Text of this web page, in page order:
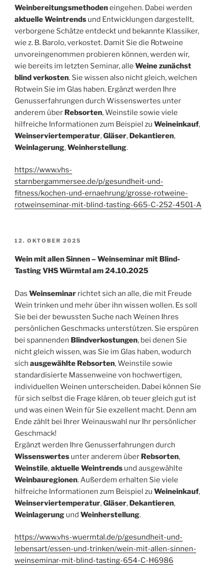
Weinbereitungsmethodeneingehen. Dabei werden
aktuelle Weintrends und Entwicklungen dargestellt,
verborgene Schätze entdeckt und bekannte Klassiker,
wie z. B. Barolo, verkostet. Damit Sie die Rotweine
unvoreingenommen probieren können, werden wir,
wie bereits im letzten Seminar, alle Weine zunächst
blind verkosten. Sie wissen also nicht gleich, welchen
Rotwein Sie im Glas haben. Ergänzt werden Ihre
Genusserfahrungen durch Wissenswertes unter
anderem über Rebsorten, Weinstile sowie viele
hilfreiche Informationen zum Beispiel zu Weineinkauf,
Weinserviertemperatur,Gläser, Dekantieren,
Weinlagerung,Weinherstellung.
https://www.vhs-
starnbergammersee.de/p/gesundheit-und-
fitness/kochen-und-ernaehrung/grosse-rotweine-
rotweinseminar-mit-blind-tasting-665-C-252-4501-A
VERÖFFENTLICHT
12. OKTOBER 2025
Wein mit allen Sinnen – Weinseminar mit Blind-
Tasting VHS Würmtal am 24.10.2025
Das Weinseminar richtet sich an alle, die mit Freude
Wein trinken und mehr über ihn wissen wollen. Es soll
Sie bei der bewussten Suche nach Weinen Ihres
persönlichen Geschmacks unterstützen. Sie erspüren
bei spannenden Blindverkostungen, bei denen Sie
nicht gleich wissen, was Sie im Glas haben, wodurch
sich ausgewählte Rebsorten, Weinstile sowie
standardisierte Massenweine von hochwertigen,
individuellen Weinen unterscheiden. Dabei können Sie
für sich selbst die Frage klären, ob teuer gleich gut ist
und was einen Wein für Sie exzellent macht. Denn am
Ende zählt bei Ihrer Weinauswahl nur Ihr persönlicher
Geschmack!
Ergänzt werden Ihre Genusserfahrungen durch
Wissenswertes unter anderem über Rebsorten,
Weinstile,aktuelle Weintrends und ausgewählte
Weinbauregionen. Außerdem erhalten Sie viele
hilfreiche Informationen zum Beispiel zu Weineinkauf,
Weinserviertemperatur,Gläser, Dekantieren,
Weinlagerung und Weinherstellung.
https://www.vhs-wuermtal.de/p/gesundheit-und-
lebensart/essen-und-trinken/wein-mit-allen-sinnen-
weinseminar-mit-blind-tasting-654-C-H6986